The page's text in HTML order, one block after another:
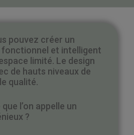
pouvez créer un
et intelligent
limité. Le design
de hauts niveaux de
qualité.
l’on appelle un
?